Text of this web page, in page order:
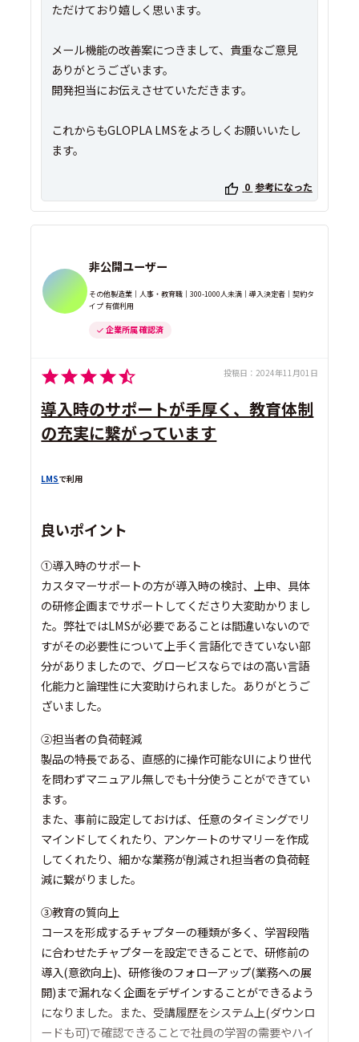
ただけており嬉しく思います。
メール機能の改善案につきまして、貴重なご意見
ありがとうございます。
開発担当にお伝えさせていただきます。
これからもGLOPLA LMSをよろしくお願いいたし
ます。
0 参考になった
非公開ユーザー
その他製造業｜人事・教育職｜300-1000人未満｜導入決定者｜契約タ
イプ 有償利用
企業所属 確認済
投稿日： 2024年11月01日
導入時のサポートが手厚く、教育体制
の充実に繋がっています
LMSで利用
良いポイント
①導入時のサポート
カスタマーサポートの方が導入時の検討、上申、具体
の研修企画までサポートしてくださり大変助かりまし
た。弊社ではLMSが必要であることは間違いないので
すがその必要性について上手く言語化できていない部
分がありましたので、グロービスならではの高い言語
化能力と論理性に大変助けられました。ありがとうご
ざいました。
②担当者の負荷軽減
製品の特長である、直感的に操作可能なUIにより世代
を問わずマニュアル無しでも十分使うことができてい
ます。
また、事前に設定しておけば、任意のタイミングでリ
マインドしてくれたり、アンケートのサマリーを作成
してくれたり、細かな業務が削減され担当者の負荷軽
減に繋がりました。
③教育の質向上
コースを形成するチャプターの種類が多く、学習段階
に合わせたチャプターを設定できることで、研修前の
導入(意欲向上)、研修後のフォローアップ(業務への展
開)まで漏れなく企画をデザインすることができるよう
になりました。また、受講履歴をシステム上(ダウンロ
ードも可)で確認できることで社員の学習の需要やハイ